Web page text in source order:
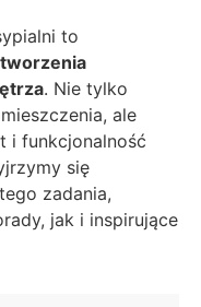
to
tworzenia
. Nie tylko
ale
i funkcjonalność
się
zadania,
jak i inspirujące